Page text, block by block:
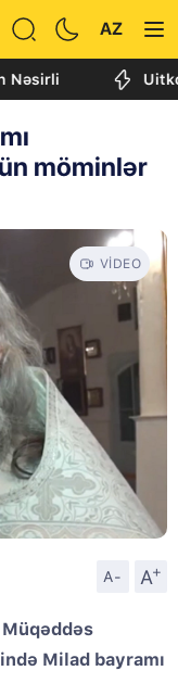
AZ
Uitkoff:
möminlər
VIDEO
A- A
+
Milad bayramı